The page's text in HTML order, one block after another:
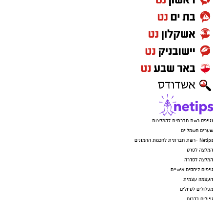
נטיפס רשת חברתית להמלצות
שערים חשמליים
Netips -רשת חברתית לחכמת ההמונים
המלצה לסרט
המלצה לסדרה
טיפים ליחסים אישיים
העצמה עצמית
מסלולים לטיולים